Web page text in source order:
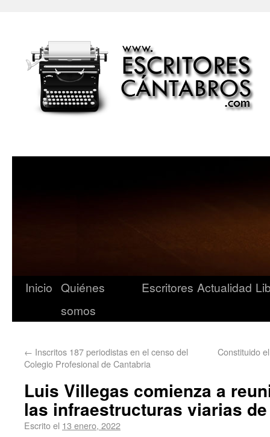
Inicio Quiénes
somos
Escritores Actualidad
← Inscritos 187 periodistas en el censo del
Colegio Profesional de Cantabria
Constituido
Luis Villegas comienza a
las infraestructuras viarias
Escrito el 13 enero, 2022